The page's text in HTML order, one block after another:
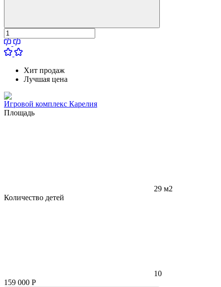
Хит продаж
Лучшая цена
Игровой комплекс Карелия
Площадь
29 м2
Количество детей
10
159 000 Р